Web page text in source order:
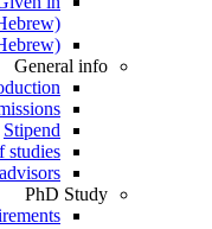
General info
Stipend
studies
PhD Study